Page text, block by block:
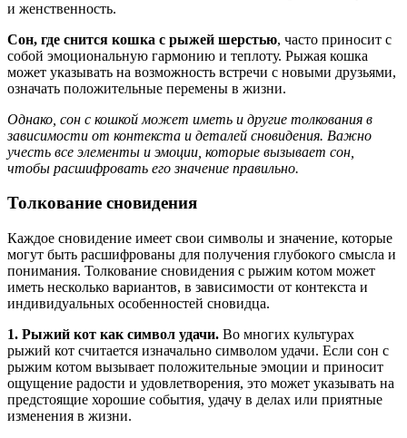
и женственность.
Сон, где снится кошка с рыжей шерстью, часто приносит с
собой эмоциональную гармонию и теплоту. Рыжая кошка
может указывать на возможность встречи с новыми друзьями,
означать положительные перемены в жизни.
Однако, сон с кошкой может иметь и другие толкования в
зависимости от контекста и деталей сновидения. Важно
учесть все элементы и эмоции, которые вызывает сон,
чтобы расшифровать его значение правильно.
Толкование сновидения
Каждое сновидение имеет свои символы и значение, которые
могут быть расшифрованы для получения глубокого смысла и
понимания. Толкование сновидения с рыжим котом может
иметь несколько вариантов, в зависимости от контекста и
индивидуальных особенностей сновидца.
1. Рыжий кот как символ удачи. Во многих культурах
рыжий кот считается изначально символом удачи. Если сон с
рыжим котом вызывает положительные эмоции и приносит
ощущение радости и удовлетворения, это может указывать на
предстоящие хорошие события, удачу в делах или приятные
изменения в жизни.